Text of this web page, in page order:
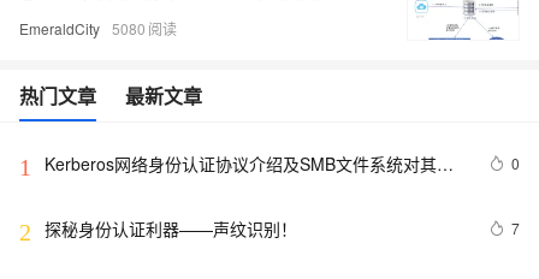
EmeraldCity 5080
热门文章 最新文章
1
Kerberos网络身份认证协议介绍及SMB文件系统对其的
0
2 探秘身份认证利器——声纹识别！ 7